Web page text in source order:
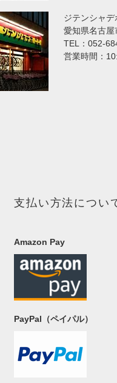
ジテンシャデ
愛知県名古
TEL：052-
営業時間：
支払い方法につい
Amazon Pay
PayPal（ペイパル）